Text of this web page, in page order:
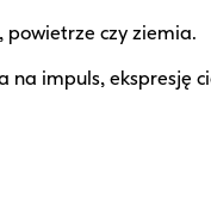
powietrze czy ziemia.
impuls, ekspresję